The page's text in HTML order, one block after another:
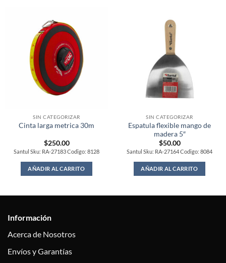
SIN CATEGORIZAR
Cinta larga metrica 30m
$250.00
Santul Sku: RA-27183 Codigo: 8128
AÑADIR AL CARRITO
SIN CATEGORIZAR
Espatula flexible mango de
madera 5″
$50.00
Santul Sku: RA-27164 Codigo: 8084
AÑADIR AL CARRITO
Información
Acerca de Nosotros
Envíos y Garantías